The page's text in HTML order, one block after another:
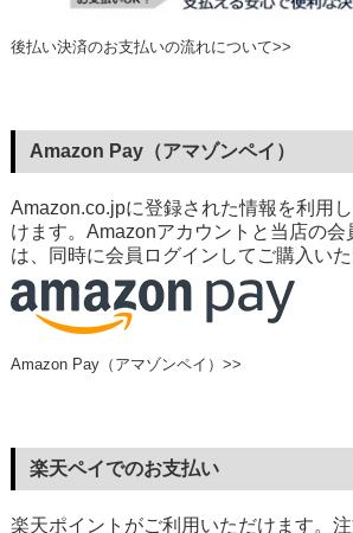
後払い決済のお支払いの流れについて>>
Amazon Pay（アマゾンペイ）
Amazon.co.jpに登録された情報を利用
けます。Amazonアカウントと当店の
は、同時に会員ログインしてご購入いた
Amazon Pay（アマゾンペイ）>>
楽天ペイでのお支払い
楽天ポイントがご利用いただけます。